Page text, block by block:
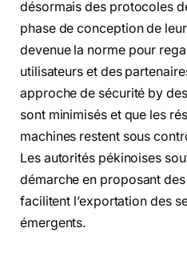
désormais des protocoles
phase de conception de
devenue la norme pour
utilisateurs et des
approche de sécurité by
sont minimisés et que les
machines restent sous
Les autorités pékinoises
démarche en proposant
facilitent l’exportation des
émergents.